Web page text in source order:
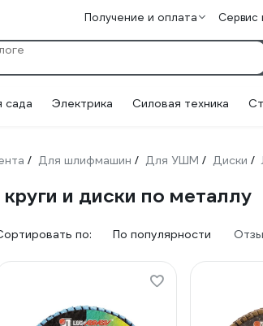
Получение и оплата Сервис
сада Электрика Силовая техника
/ Для шлифмашин / Для УШМ / Диски /
и диски по металлу
по: По популярности